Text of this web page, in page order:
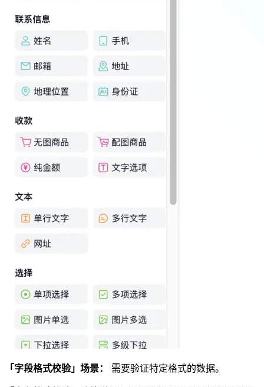
「字段格式校验」场景：
需要验证特定格式的数据。